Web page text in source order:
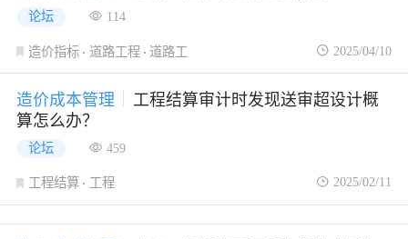
论坛 114
造价指标 道路工程 道路工 2025/04/10
造价成本管理
工程结算审计时发现送审超设计概
算怎么办？
论坛 459
工程结算 工程 2025/02/11